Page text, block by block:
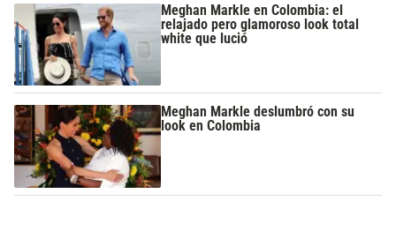
Meghan Markle en Colombia: el
relajado pero glamoroso look total
white que lució
Meghan Markle deslumbró con su
look en Colombia